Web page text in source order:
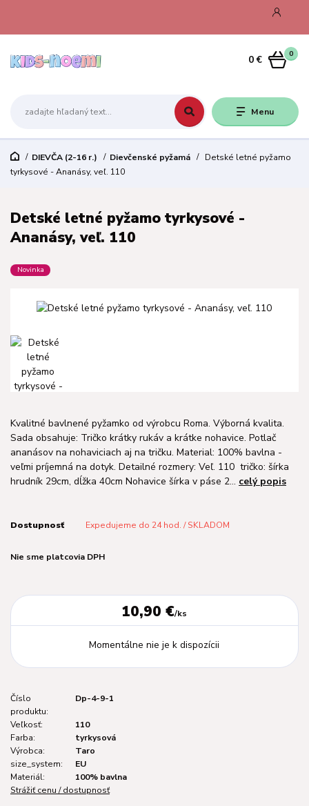
Menu
0
0 €
DIEVČA (2-16 r.) Dievčenské pyžamá
Detské letné pyžamo
tyrkysové - Ananásy, veľ. 110
Detské letné pyžamo tyrkysové -
Ananásy, veľ. 110
Novinka
Kvalitné bavlnené pyžamko od výrobcu Roma. Výborná kvalita.
Sada obsahuje: Tričko krátky rukáv a krátke nohavice. Potlač
ananásov na nohaviciach aj na tričku. Material: 100% bavlna -
veľmi príjemná na dotyk. Detailné rozmery: Veľ. 110 tričko: šírka
hrudník 29cm, dĺžka 40cm Nohavice šírka v páse 2... celý popis
Dostupnosť Expedujeme do 24 hod. / SKLADOM
Nie sme platcovia DPH
10,90 €/ks
Momentálne nie je k dispozícii
Číslo
produktu:
Dp-4-9-1
Veľkosť:
110
Farba:
tyrkysová
Výrobca:
Taro
size_system:
EU
Materiál:
100% bavlna
Strážiť cenu / dostupnosť